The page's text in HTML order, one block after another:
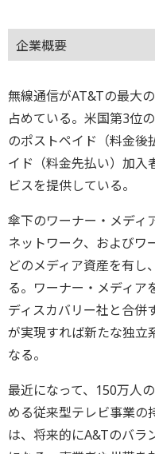
企業概要
無線通信がAT&Tの最大
占めている。米国第3位
のポストペイド（料金後
イド（料金先払い）加入
ビスを提供している。
傘下のワーナー・メディ
ネットワーク、およびワ
どのメディア資産を有し
る。ワーナー・メディア
ディスカバリー社と合併
が実現すれば新たな独立
なる。
最近になって、150万人
める従来型テレビ事業の
は、将来的にA&Tのバラ